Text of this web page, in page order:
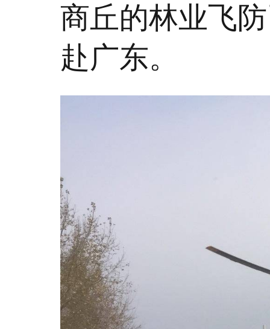
商丘的林业飞
赴广东。